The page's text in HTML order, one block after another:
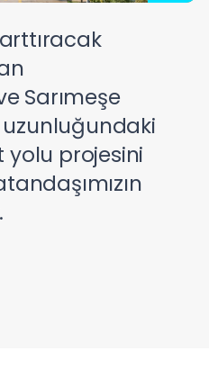
Sarımeşe
uzunluğundaki
yolu projesini